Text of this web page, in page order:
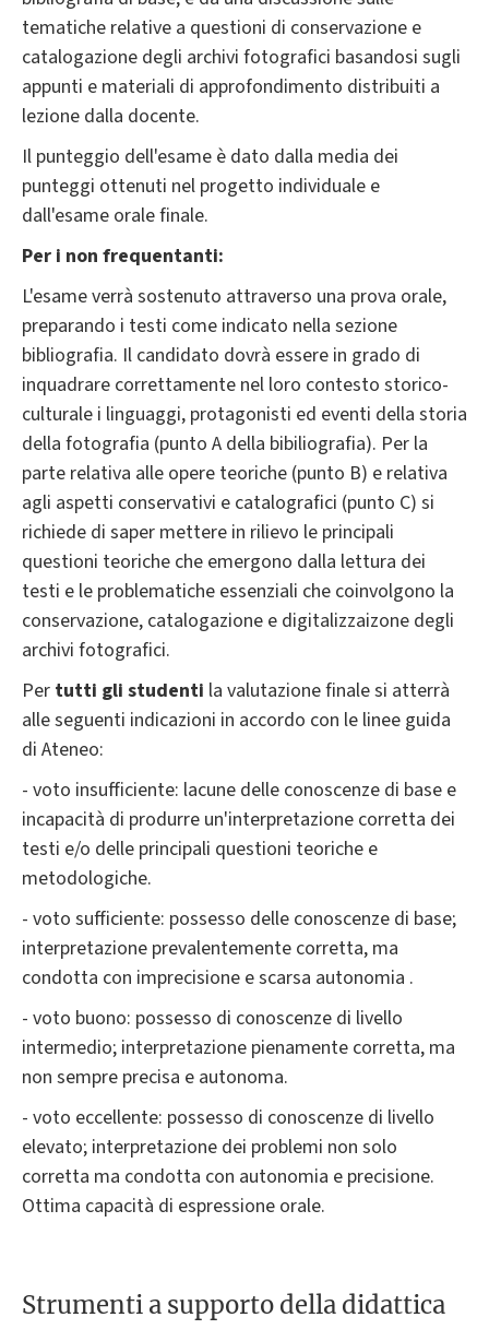
tematiche relative a questioni di conservazione e
catalogazione degli archivi fotografici basandosi sugli
appunti e materiali di approfondimento distribuiti a
lezione dalla docente.
Il punteggio dell'esame è dato dalla media dei
punteggi ottenuti nel progetto individuale e
dall'esame orale finale.
Per i non frequentanti:
L'esame verrà sostenuto attraverso una prova orale,
preparando i testi come indicato nella sezione
bibliografia. Il candidato dovrà essere in grado di
inquadrare correttamente nel loro contesto storico-
culturale i linguaggi, protagonisti ed eventi della storia
della fotografia (punto A della bibiliografia). Per la
parte relativa alle opere teoriche (punto B) e relativa
agli aspetti conservativi e catalografici (punto C) si
richiede di saper mettere in rilievo le principali
questioni teoriche che emergono dalla lettura dei
testi e le problematiche essenziali che coinvolgono la
conservazione, catalogazione e digitalizzaizone degli
archivi fotografici.
Per tutti gli studenti la valutazione finale si atterrà
alle seguenti indicazioni in accordo con le linee guida
di Ateneo:
- voto insufficiente: lacune delle conoscenze di base e
incapacità di produrre un'interpretazione corretta dei
testi e/o delle principali questioni teoriche e
metodologiche.
- voto sufficiente: possesso delle conoscenze di base;
interpretazione prevalentemente corretta, ma
condotta con imprecisione e scarsa autonomia .
- voto buono: possesso di conoscenze di livello
intermedio; interpretazione pienamente corretta, ma
non sempre precisa e autonoma.
- voto eccellente: possesso di conoscenze di livello
elevato; interpretazione dei problemi non solo
corretta ma condotta con autonomia e precisione.
Ottima capacità di espressione orale.
Strumenti a supporto della didattica